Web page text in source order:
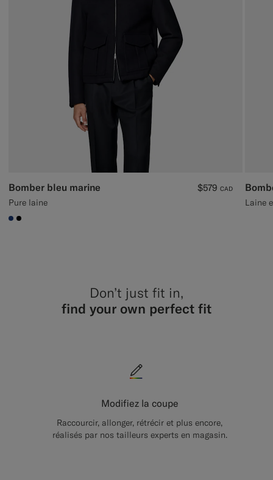
Bomber bleu marine
Pure laine
$579 CAD
#1C3D7A
#000000
Laine
Don’t just fit in,
find your own perfect fit
Modifiez la coupe
Raccourcir, allonger, rétrécir et plus encore,
réalisés par nos tailleurs experts en magasin.